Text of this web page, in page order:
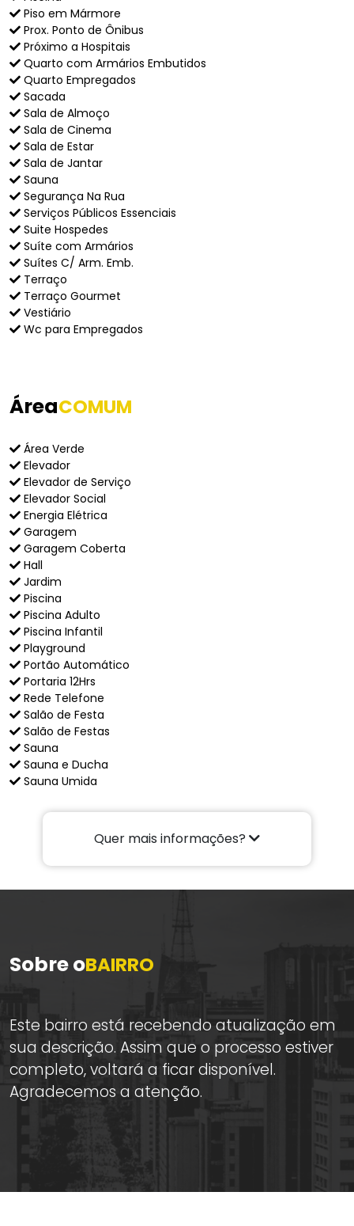
Piso em Mármore
Prox. Ponto de Ônibus
Próximo a Hospitais
Quarto com Armários Embutidos
Quarto Empregados
Sacada
Sala de Almoço
Sala de Cinema
Sala de Estar
Sala de Jantar
Sauna
Segurança Na Rua
Serviços Públicos Essenciais
Suite Hospedes
Suíte com Armários
Suítes C/ Arm. Emb.
Terraço
Terraço Gourmet
Vestiário
Wc para Empregados
ÁreaCOMUM
Área Verde
Elevador
Elevador de Serviço
Elevador Social
Energia Elétrica
Garagem
Garagem Coberta
Hall
Jardim
Piscina
Piscina Adulto
Piscina Infantil
Playground
Portão Automático
Portaria 12Hrs
Rede Telefone
Salão de Festa
Salão de Festas
Sauna
Sauna e Ducha
Sauna Umida
Quer mais informações?
Sobre oBAIRRO
Este bairro está recebendo atualização em
sua descrição. Assim que o processo estiver
completo, voltará a ficar disponível.
Agradecemos a atenção.